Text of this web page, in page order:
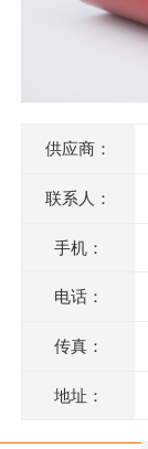
供应商：
联系人：
手机：
电话：
传真：
地址：